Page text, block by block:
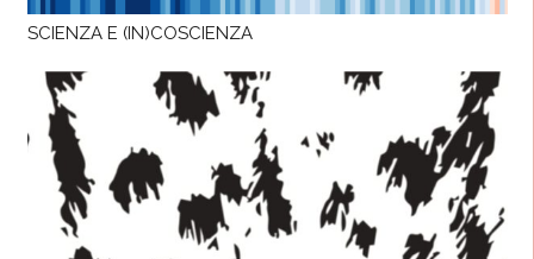
SCIENZA E (IN)COSCIENZA